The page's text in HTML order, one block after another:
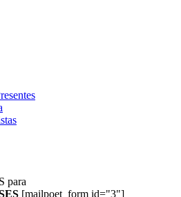
para
[mailpoet_form id="3"]